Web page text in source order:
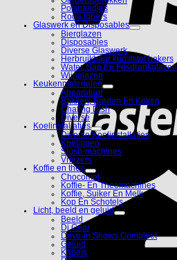
Polsbandjes
Rode lopers
Glaswerk en Disposables
Bierglazen
Disposables
Diverse Glaswerk
Herbruikbaar kunststof bekers
Water, Sap En Frisdrankglazen
Wijnglazen
Keukenmaterialen
Apparatuur
Bakken, Braden En Koken
Chafing Dish
Diverse
Koelinstallaties
Diverse Koelinstallaties
Koelingen
Slush-machines
Vriezers
Koffie en thee
Chocomel
Koffie- En Theemachines
Koffie, Suiker En Melk
Kop En Schotels
Licht, beeld en geluid
Beeld
Dj Gear
Drive-in Shows Compleet
Geluid
Kabels